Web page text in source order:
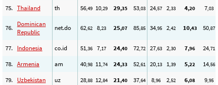
75. Thailand th 56,49 10,29 29,35 53,03 24,57 2,33 4,20 7,03
76. Dominican
Republic
net.do 62,62 8,23 25,07 85,85 34,95 2,42 10,43 50,87
77. Indonesia co.id 51,36 7,17 24,40 72,72 27,63 2,30 7,96 24,71
78. Armenia am 40,98 11,74 24,33 52,61 20,13 1,39 5,22 14,56
79. Uzbekistan uz 28,88 12,84 21,40 37,64 8,96 2,52 6,08 9,95